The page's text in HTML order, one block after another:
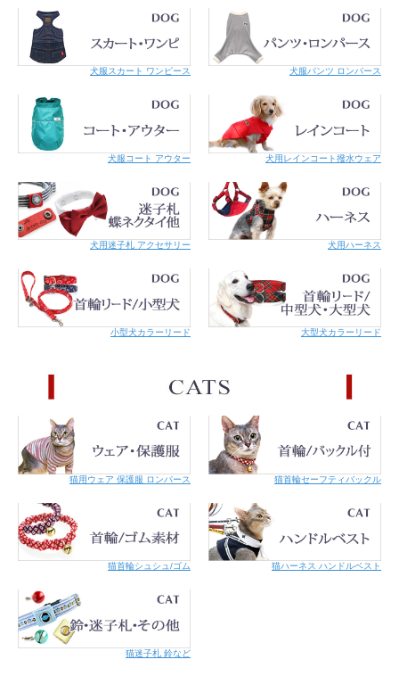
レッド ブラック
＊カラーとリードは別売りとなります。
サイズ 適応体重kg
〜6
リードは〜12
M 〜12
幅cm
リード
幅cm 長さcm
部機関で強度検査をしています。
商品によって多少の誤差があります。また正確なサイズを
犬服スカート ワンピース 犬服パンツ ロンパース
犬服コート アウター 犬用レインコート撥水ウェア
犬用迷子札 アクセサリー 犬用ハーネス
小型犬カラーリード 大型犬カラーリード
猫用ウェア 保護服 ロンパース 猫首輪セーフティバックル
猫首輪シュシュ/ゴム 猫ハーネス ハンドルベスト
猫迷子札 鈴など